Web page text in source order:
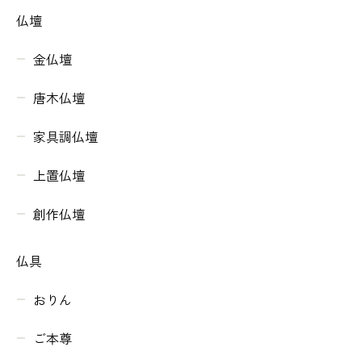
仏壇
金仏壇
唐木仏壇
家具調仏壇
上置仏壇
創作仏壇
仏具
おりん
ご本尊